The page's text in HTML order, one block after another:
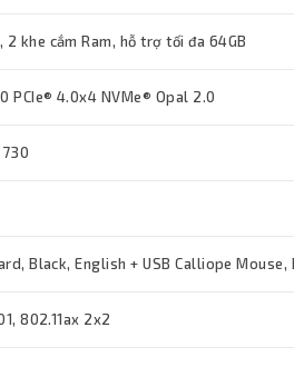
2 khe cắm Ram, hỗ trợ tối đa 64GB
PCIe® 4.0x4 NVMe® Opal 2.0
Black, English + USB Calliope Mouse,
802.11ax 2x2